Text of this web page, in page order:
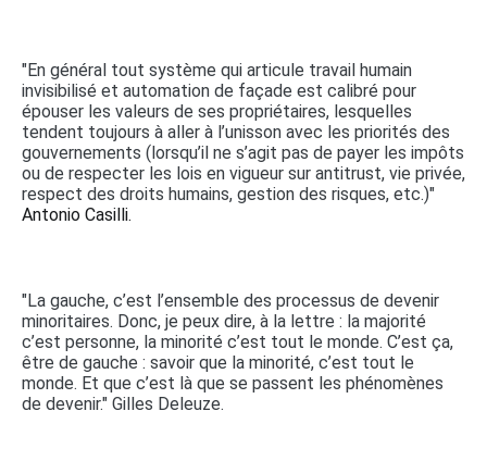
"En général tout système qui articule travail humain
invisibilisé et automation de façade est calibré pour
épouser les valeurs de ses propriétaires, lesquelles
tendent toujours à aller à l’unisson avec les priorités des
gouvernements (lorsqu’il ne s’agit pas de payer les impôts
ou de respecter les lois en vigueur sur antitrust, vie privée,
respect des droits humains, gestion des risques, etc.)"
Antonio Casilli.
"La gauche, c’est l’ensemble des processus de devenir
minoritaires. Donc, je peux dire, à la lettre : la majorité
c’est personne, la minorité c’est tout le monde. C’est ça,
être de gauche : savoir que la minorité, c’est tout le
monde. Et que c’est là que se passent les phénomènes
de devenir." Gilles Deleuze.